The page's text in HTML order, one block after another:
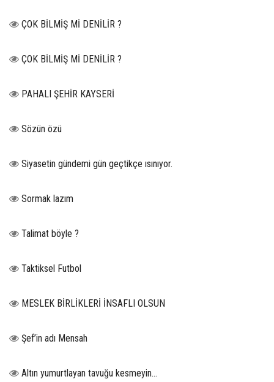
ÇOK BİLMİŞ Mİ DENİLİR ?
ÇOK BİLMİŞ Mİ DENİLİR ?
PAHALI ŞEHİR KAYSERİ
Sözün özü
Siyasetin gündemi gün geçtikçe ısınıyor.
Sormak lazım
Talimat böyle ?
Taktiksel Futbol
MESLEK BİRLİKLERİ İNSAFLI OLSUN
Şef’in adı Mensah
Altın yumurtlayan tavuğu kesmeyin…